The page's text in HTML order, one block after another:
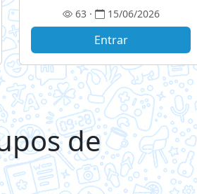
63 · 15/06/2026
Entrar
de